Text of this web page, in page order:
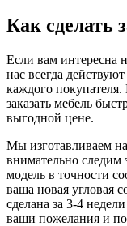
Как сделать
Если вам интересна
нас всегда
каждого
заказать мебель
выгодной цене.
Мы изготавливаем
внимательно следим
модель в точности
ваша новая угловая
сделана за 3-4
ваши пожелания и